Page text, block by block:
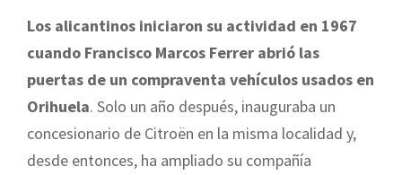
Los alicantinos iniciaron su actividad en 1967
cuando Francisco Marcos Ferrer abrió las
puertas de un compraventa vehículos usados en
Orihuela. Solo un año después, inauguraba un
concesionario de Citroën en la misma localidad y,
desde entonces, ha ampliado su compañía